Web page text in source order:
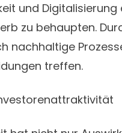
und
zu behaupten.
nachhaltige
treffen.